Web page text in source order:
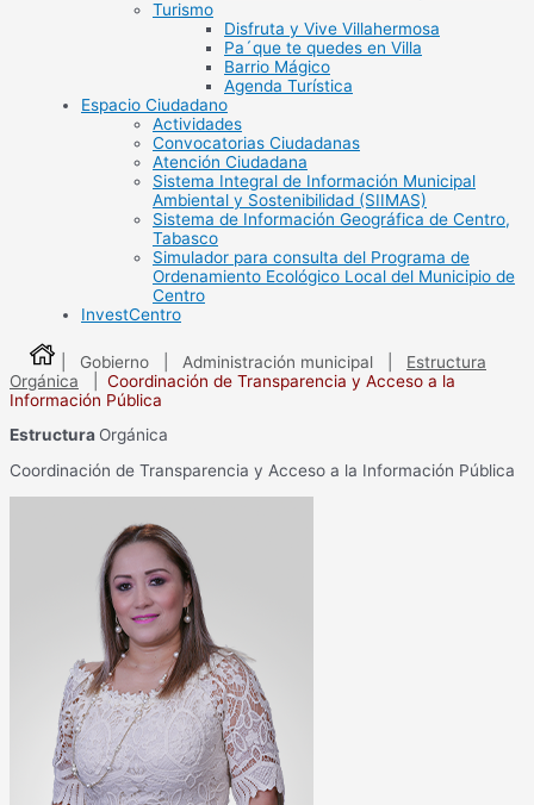
Turismo
Disfruta y Vive Villahermosa
Pa´que te quedes en Villa
Barrio Mágico
Agenda Turística
Espacio Ciudadano
Actividades
Convocatorias Ciudadanas
Atención Ciudadana
Sistema Integral de Información Municipal
Ambiental y Sostenibilidad (SIIMAS)
Sistema de Información Geográfica de Centro,
Tabasco
Simulador para consulta del Programa de
Ordenamiento Ecológico Local del Municipio de
Centro
InvestCentro
| Gobierno | Administración municipal | Estructura
Orgánica
Coordinación de Transparencia y Acceso a la
Información Pública
Estructura Orgánica
Coordinación de Transparencia y Acceso a la Información Pública